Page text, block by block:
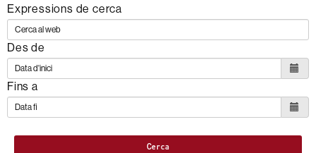
Expressions de cerca
Des de
Fins a
Cerca